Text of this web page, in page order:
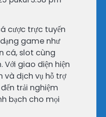
cược trực tuyến
game như
cá, slot cùng
Với giao diện hiện
và dịch vụ hỗ trợ
trải nghiệm
bạch cho mọi